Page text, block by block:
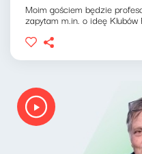
Moim gościem będzie
zapytam m.in. o ideę Klubów